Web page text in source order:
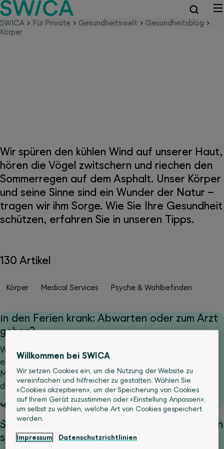
SWICA Für Private Gesundheitswelt
Gesundheitsblog
Körper
Wir spüren den kühlen Wind auf unserer Haut,
hören die Vögel zwitschern und riechen den
Sommerregen auf dem Asphalt. Unser Körper
und seine Sinne sind ein Wunder der Natur –
tragen wir ihm Sorge. Wie Sie Ihre Gesundheit
schützen, erfahren Sie in unseren Tipps.
130 Artikel
Körper Medical Services Psyche & Wohlbefinden
In den Ferien krank: Abwarten oder zum Arzt
gehen?
Was tun, wenn man im Ausland krank wird und nicht
einschätzen kann, wie ernst es ist? Genau in solchen
Momenten zeigt sich, wie wertvoll schnelle Orientierung
durch santé24 sein kann.
Mehr lesen
Sommer, Strand und Sonnenbrand: bei Fragen
santé24 anrufen
Willkommen bei SWICA
Wir setzen Cookies ein, um die Nutzung der Website zu
vereinfachen und hilfreicher zu gestalten. Wählen Sie
«Cookies akzeptieren», um der Speicherung von Cookies
auf Ihrem Gerät zuzustimmen oder «Einstellung Anpassen»,
um selbst zu wählen, welche Art von Cookies gespeichert
werden.
Impressum Datenschutzrichtlinien